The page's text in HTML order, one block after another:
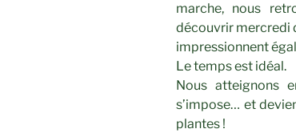
marche, nous
découvrir mercredi
impressionnent
Le temps est idéal.
Nous atteignons
s’impose… et
plantes !